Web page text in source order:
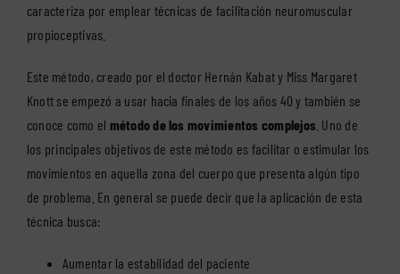
caracteriza por emplear técnicas de facilitación neuromuscular
propioceptivas.
Este método, creado por el doctor Hernán Kabat y Miss Margaret
Knott se empezó a usar hacia finales de los años 40 y también se
conoce como el método de los movimientos complejos . Uno de
los principales objetivos de este método es facilitar o estimular los
movimientos en aquella zona del cuerpo que presenta algún tipo
de problema. En general se puede decir que la aplicación de esta
técnica busca:
Aumentar la estabilidad del paciente